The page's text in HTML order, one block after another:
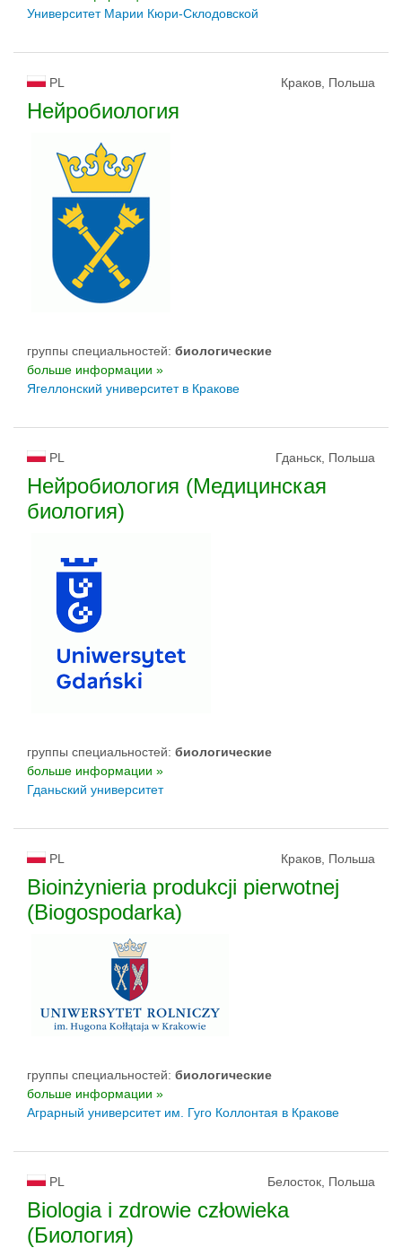
Университет Марии Кюри-Склодовской
PL Краков, Польша
Нейробиология
группы специальностей: биологическиe
больше информации »
Ягеллонский университет в Кракове
PL Гданьск, Польша
Нейробиология (Медицинская
биология)
группы специальностей: биологическиe
больше информации »
Гданьский университет
PL Краков, Польша
Bioinżynieria produkcji pierwotnej
(Biogospodarka)
группы специальностей: биологическиe
больше информации »
Аграрный университет им. Гуго Коллонтая в Кракове
PL Белосток, Польша
Biologia i zdrowie człowieka
(Биология)